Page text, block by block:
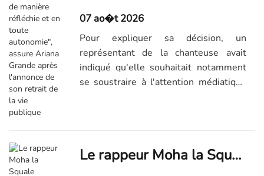
07 ao�t 2026
Pour expliquer sa décision, un
représentant de la chanteuse avait
indiqué qu'elle souhaitait notamment
se soustraire à l'attention médiatique
Le rappeur Moha la Squale comparaît devant le tribunal correctionnel de Paris ce vendredi pour violences sur deux femmes